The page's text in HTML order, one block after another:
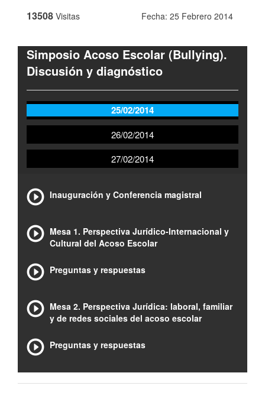
13508 Visitas Fecha: 25 Febrero 2014
Simposio Acoso Escolar (Bullying).
Discusión y diagnóstico
25/02/2014
26/02/2014
27/02/2014
Inauguración y Conferencia magistral
Mesa 1. Perspectiva Jurídico-Internacional y
Cultural del Acoso Escolar
Preguntas y respuestas
Mesa 2. Perspectiva Jurídica: laboral, familiar
y de redes sociales del acoso escolar
Preguntas y respuestas